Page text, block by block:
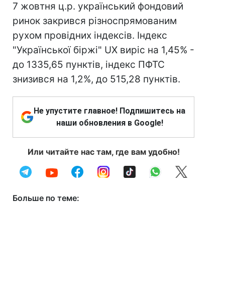
7 жовтня ц.р. український фондовий
ринок закрився різноспрямованим
рухом провідних індексів. Індекс
"Української біржі" UX виріс на 1,45% -
до 1335,65 пунктів, індекс ПФТС
знизився на 1,2%, до 515,28 пунктів.
Не упустите главное! Подпишитесь на
наши обновления в Google!
Или читайте нас там, где вам удобно!
Больше по теме: